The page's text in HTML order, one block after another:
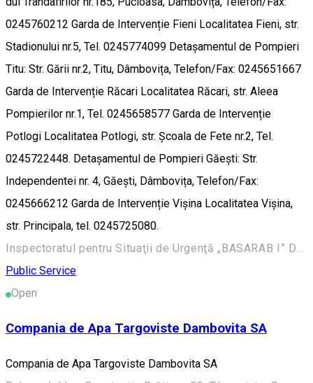
0245760212 Garda de Intervenție Fieni Localitatea Fieni, str.
Stadionului nr.5, Tel. 0245774099 Detașamentul de Pompieri
Titu: Str. Gării nr.2, Titu, Dâmbovița, Telefon/Fax: 0245651667
Garda de Intervenție Răcari Localitatea Răcari, str. Aleea
Pompierilor nr.1, Tel. 0245658577 Garda de Intervenție
Potlogi Localitatea Potlogi, str. Școala de Fete nr.2, Tel.
0245722448. Detașamentul de Pompieri Găești: Str.
Independentei nr. 4, Găești, Dâmbovița, Telefon/Fax:
0245666212 Garda de Intervenție Vișina Localitatea Vișina,
str. Principala, tel. 0245725080.
Public Service
Open
Compania de Apa Targoviste Dambovita SA
Compania de Apa Targoviste Dambovita SA